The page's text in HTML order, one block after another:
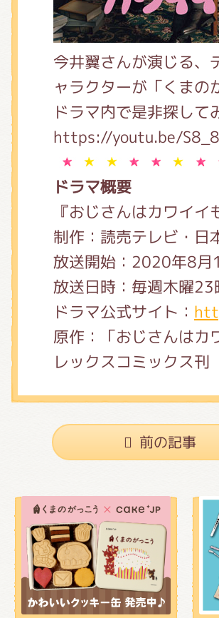
今井翼さんが演じる、
ャラクターが「くまの
ドラマ内で是非探して
https://youtu.be/
ドラマ概要
『おじさんはカワイ
制作：読売テレビ・日
放送開始：2020年8月
放送日時：毎週木曜
ドラマ公式サイト：
原作：「おじさんはカ
レックスコミックス刊
前の記事
くまのがっこう し
くまのがっこう 家